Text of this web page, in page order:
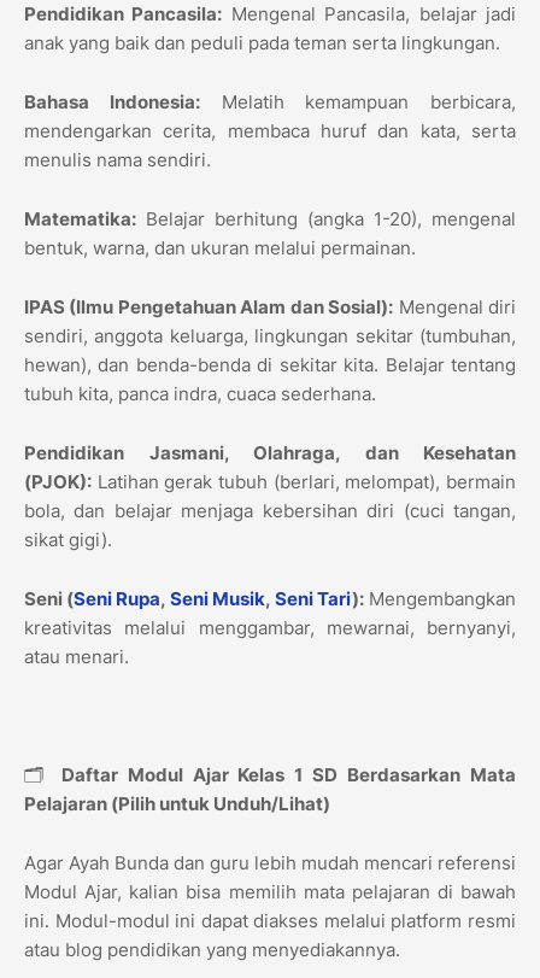
Pendidikan Pancasila: Mengenal Pancasila, belajar jadi
anak yang baik dan peduli pada teman serta lingkungan.
Bahasa Indonesia:Melatih kemampuan berbicara,
mendengarkan cerita, membaca huruf dan kata, serta
menulis nama sendiri.
Matematika: Belajar berhitung (angka 1-20), mengenal
bentuk, warna, dan ukuran melalui permainan.
IPAS (Ilmu Pengetahuan Alam dan Sosial): Mengenal diri
sendiri, anggota keluarga, lingkungan sekitar (tumbuhan,
hewan), dan benda-benda di sekitar kita. Belajar tentang
tubuh kita, panca indra, cuaca sederhana.
Pendidikan Jasmani, Olahraga, dan Kesehatan
(PJOK): Latihan gerak tubuh (berlari, melompat), bermain
bola, dan belajar menjaga kebersihan diri (cuci tangan,
sikat gigi).
Seni (Seni Rupa, Seni Musik, Seni Tari): Mengembangkan
kreativitas melalui menggambar, mewarnai, bernyanyi,
atau menari.
🗂️ Daftar Modul Ajar Kelas 1 SD Berdasarkan Mata
Pelajaran (Pilih untuk Unduh/Lihat)
Agar Ayah Bunda dan guru lebih mudah mencari referensi
Modul Ajar, kalian bisa memilih mata pelajaran di bawah
ini. Modul-modul ini dapat diakses melalui platform resmi
atau blog pendidikan yang menyediakannya.